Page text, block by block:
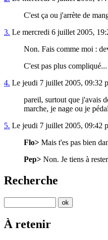
C'est ça ou j'arrète de
3. Le mercredi 6 juillet 2005,
Non. Fais comme moi :
C'est pas plus compliqué...
4. Le jeudi 7 juillet 2005, 09:32
pareil, surtout que j'avais
marche, je nage ou je
5. Le jeudi 7 juillet 2005, 09:42
Flo> Mais t'es pas bien
Pep> Non. Je tiens à
Recherche
À retenir